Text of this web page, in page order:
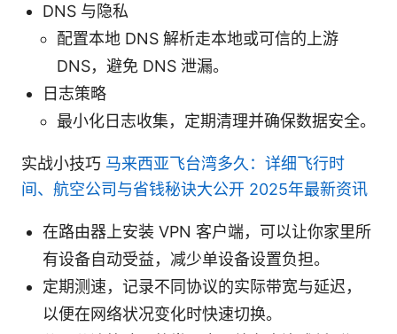
DNS 与隐私
配置本地 DNS 解析走本地或可信的上游
DNS，避免 DNS 泄漏。
日志策略
最小化日志收集，定期清理并确保数据安全。
实战小技巧 马来西亚飞台湾多久：详细飞行时
间、航空公司与省钱秘诀大公开 2025年最新资讯
在路由器上安装 VPN 客户端，可以让你家里所
有设备自动受益，减少单设备设置负担。
定期测速，记录不同协议的实际带宽与延迟，
以便在网络状况变化时快速切换。